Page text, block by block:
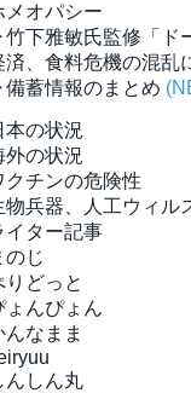
メオパシー
下雅敏氏監修「ド
済、食料危機の混乱
蓄情報のまとめ
本の状況
外の状況
クチンの危険性
物兵器、人工ウィル
イター記事
のじ
りどっと
ょんぴょん
んなまま
んしん丸